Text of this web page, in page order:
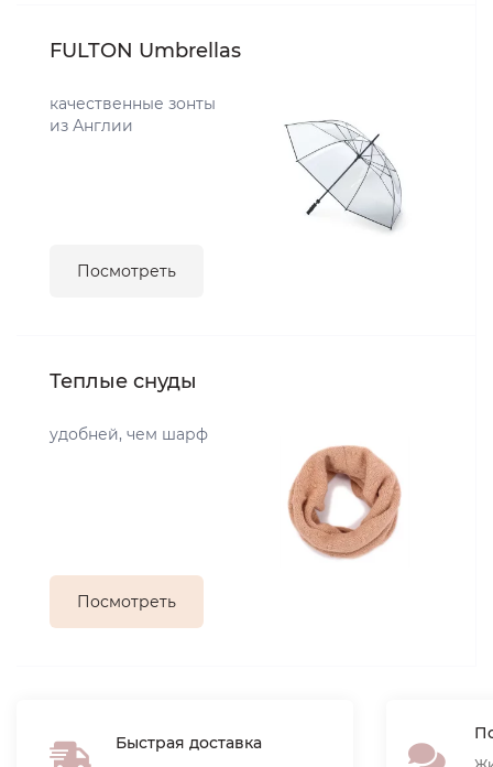
FULTON Umbrellas
качественные зонты
из Англии
Посмотреть
Теплые снуды
удобней, чем шарф
Посмотреть
Быстрая доставка